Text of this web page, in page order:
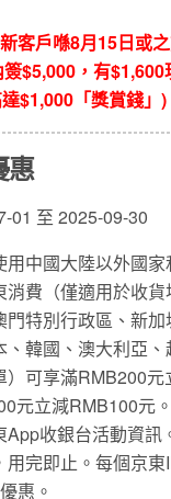
客戶喺8月15日或
$5,000，有$1,600
$1,000「獎賞錢」)
惠
01 至 2025-09-30
用中國大陸以外國
消費（僅適用於收
門特別行政區、新加
、韓國、澳大利亞
）可享滿RMB200元
元立減RMB100元
App收銀台活動資訊
用完即止。每個京東
惠。